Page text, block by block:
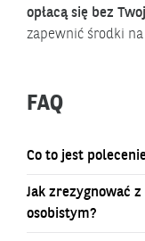
opłacą się bez
zapewnić środki
FAQ
Co to jest
Bezgotówkowa
Twoje konto
Jak zrezygnować
osobistym?